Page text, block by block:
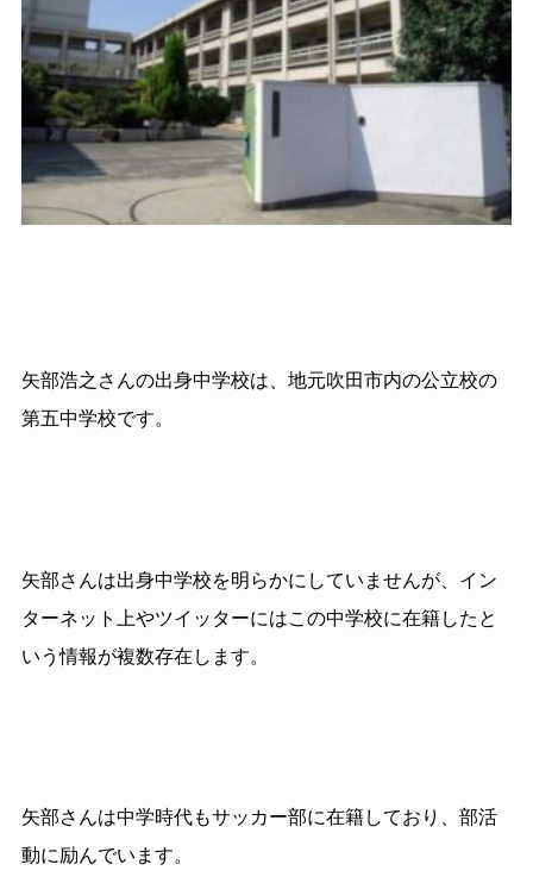
矢部浩之さんの出身中学校は、地元吹田市内の公立校の
第五中学校です。
矢部さんは出身中学校を明らかにしていませんが、イン
ターネット上やツイッターにはこの中学校に在籍したと
いう情報が複数存在します。
矢部さんは中学時代もサッカー部に在籍しており、部活
動に励んでいます。